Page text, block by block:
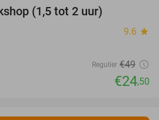
(1,5 tot 2 uur)
9.6 star
Regulier €49
€24,50